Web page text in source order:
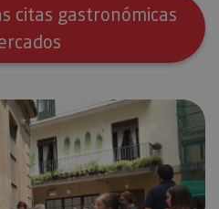
citas gastronómicas